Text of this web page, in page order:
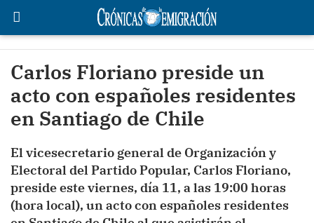
Carlos Floriano preside un
acto con españoles residentes
en Santiago de Chile
El vicesecretario general de Organización y
Electoral del Partido Popular, Carlos Floriano,
preside este viernes, día 11, a las 19:00 horas
(hora local), un acto con españoles residentes